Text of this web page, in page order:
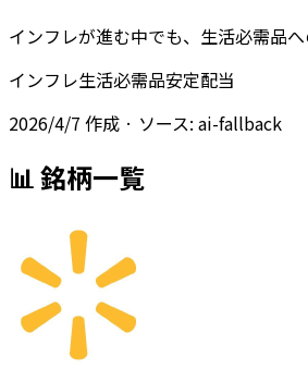
インフレが進む中でも、生活必需品
インフレ生活必需品安定配当
2026/4/7 作成 · ソース: ai-fallback
📊 銘柄一覧